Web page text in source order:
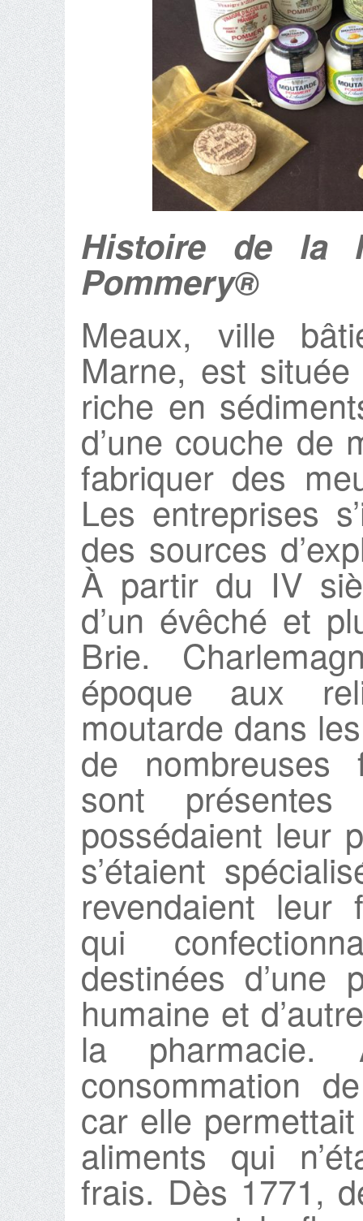
Histoire de la
Pommery®
Meaux, ville
Marne, est
riche en
d’une couche de
fabriquer des
Les entreprises
des sources
À partir du IV
d’un évêché et
Brie.
époque aux
moutarde dans
de nombreuses
sont
possédaient leur
s’étaient
revendaient leur
qui
destinées d’une
humaine et
la
consommation
car elle
aliments qui
frais. Dès 1771,